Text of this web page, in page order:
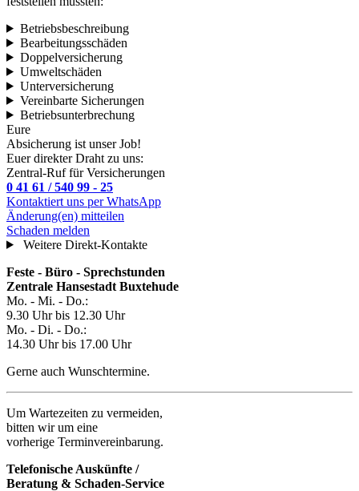
Betriebsbeschreibung
Bearbeitungsschäden
Doppelversicherung
Umweltschäden
Unterversicherung
Vereinbarte Sicherungen
Betriebsunterbrechung
Eure
Absicherung ist unser Job!
Euer direkter Draht zu uns:
Zentral-Ruf für Versicherungen
0 41 61 / 540 99 - 25
Kontaktiert uns per WhatsApp
Änderung(en) mitteilen
Schaden melden
Weitere Direkt-Kontakte
Feste - Büro - Sprechstunden
Zentrale Hansestadt Buxtehude
Mo. - Mi. - Do.:
9.30 Uhr bis 12.30 Uhr
Mo. - Di. - Do.:
14.30 Uhr bis 17.00 Uhr
Gerne auch Wunschtermine.
Um Wartezeiten zu vermeiden,
bitten wir um eine
vorherige Terminvereinbarung.
Telefonische Auskünfte /
Beratung & Schaden-Service